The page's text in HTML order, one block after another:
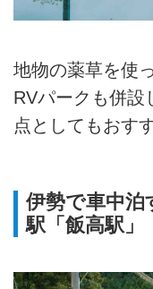
地物の薬草を使
RVパークも併設
点としてもおす
伊勢で車中
駅「飯高駅」